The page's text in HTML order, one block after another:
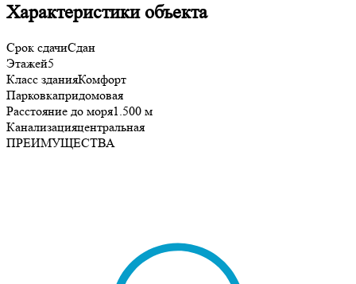
Характеристики объекта
Срок сдачиСдан
Этажей5
Класс зданияКомфорт
Парковкапридомовая
Расстояние до моря1.500 м
Канализацияцентральная
ПРЕИМУЩЕСТВА